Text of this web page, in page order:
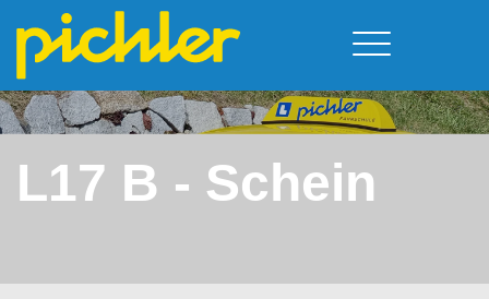
Führerschein & Kurstermine
Moped
A - Scheine + Code 111
B - Scheine
Deine Vorteile
Kursorte
Neufelden
Kontakt
L17 B - Schein